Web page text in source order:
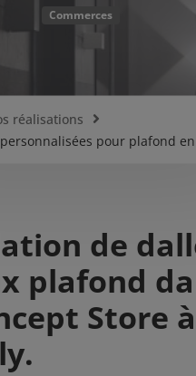
Commerces
réalisations
pour plafond en
de
plafond
Store à